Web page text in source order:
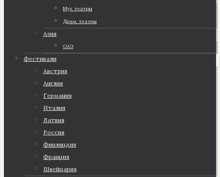
Муз. театры
Драм. театры
Азия
ОАЭ
Фестивали
Австрия
Англия
Германия
Италия
Латвия
Россия
Финляндия
Франция
Швейцария